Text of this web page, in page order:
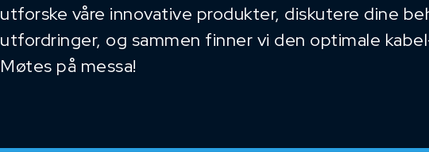
utforske våre innovative produkter, diskutere dine
utfordringer, og sammen finner vi den optimale
Møtes på messa!